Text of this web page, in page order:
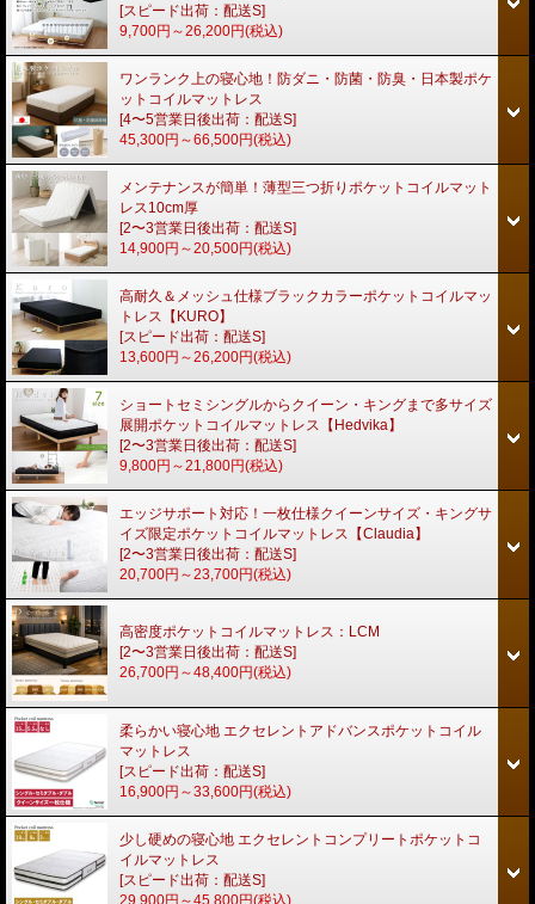
[スピード出荷：配送S]
9,700円～26,200円(税込)
ワンランク上の寝心地！防ダニ・防菌・防臭・日本製ポケ
ットコイルマットレス
[4〜5営業日後出荷：配送S]
45,300円～66,500円(税込)
メンテナンスが簡単！薄型三つ折りポケットコイルマット
レス10cm厚
[2〜3営業日後出荷：配送S]
14,900円～20,500円(税込)
高耐久＆メッシュ仕様ブラックカラーポケットコイルマッ
トレス【KURO】
[スピード出荷：配送S]
13,600円～26,200円(税込)
ショートセミシングルからクイーン・キングまで多サイズ
展開ポケットコイルマットレス【Hedvika】
[2〜3営業日後出荷：配送S]
9,800円～21,800円(税込)
エッジサポート対応！一枚仕様クイーンサイズ・キングサ
イズ限定ポケットコイルマットレス【Claudia】
[2〜3営業日後出荷：配送S]
20,700円～23,700円(税込)
高密度ポケットコイルマットレス：LCM
[2〜3営業日後出荷：配送S]
26,700円～48,400円(税込)
柔らかい寝心地 エクセレントアドバンスポケットコイル
マットレス
[スピード出荷：配送S]
16,900円～33,600円(税込)
少し硬めの寝心地 エクセレントコンプリートポケットコ
イルマットレス
[スピード出荷：配送S]
29,900円～45,800円(税込)